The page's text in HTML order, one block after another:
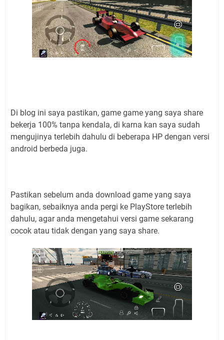
Di blog ini saya pastikan, game game yang saya share
bekerja 100% tanpa kendala, di karna kan saya sudah
mengujinya terlebih dahulu di beberapa HP dengan versi
android berbeda juga.
Pastikan sebelum anda download game yang saya
bagikan, sebaiknya anda pergi ke PlayStore terlebih
dahulu, agar anda mengetahui versi game sekarang
cocok atau tidak dengan yang saya share.